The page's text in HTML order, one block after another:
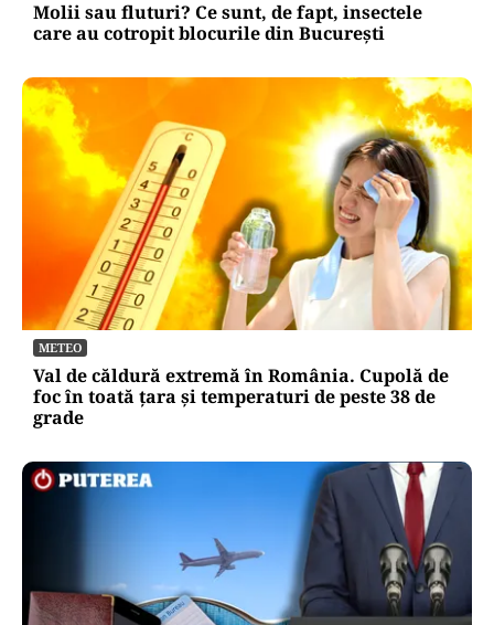
Molii sau fluturi? Ce sunt, de fapt, insectele
care au cotropit blocurile din București
METEO
Val de căldură extremă în România. Cupolă de
foc în toată țara și temperaturi de peste 38 de
grade